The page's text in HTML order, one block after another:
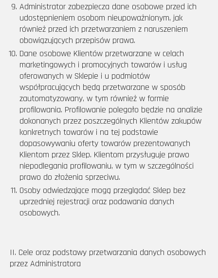
Administrator zabezpiecza dane osobowe przed ich
udostępnieniem osobom nieupoważnionym, jak
również przed ich przetwarzaniem z naruszeniem
obowiązujących przepisów prawa.
Dane osobowe Klientów przetwarzane w celach
marketingowych i promocyjnych towarów i usług
oferowanych w Sklepie i u podmiotów
współpracujących będą przetwarzane w sposób
zautomatyzowany, w tym również w formie
profilowania. Profilowanie polegało będzie na analizie
dokonanych przez poszczególnych Klientów zakupów
konkretnych towarów i na tej podstawie
dopasowywaniu oferty towarów prezentowanych
Klientom przez Sklep. Klientom przysługuje prawo
niepodlegania profilowaniu, w tym w szczególności
prawo do złożenia sprzeciwu.
Osoby odwiedzające mogą przeglądać Sklep bez
uprzedniej rejestracji oraz podawania danych
osobowych.
II. Cele oraz podstawy przetwarzania danych osobowych
przez Administratora